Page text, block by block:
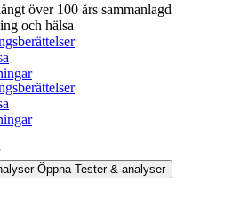
över 100 års sammanlagd
och hälsa
Öppna Tester & analyser